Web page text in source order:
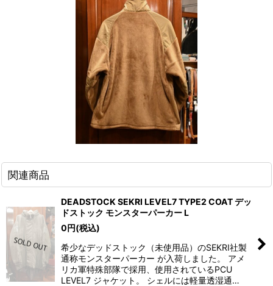
関連商品
DEADSTOCK SEKRI LEVEL7 TYPE2 COAT デッ
ドストック モンスターパーカー L
0円(税込)
希少なデッドストック（未使用品）のSEKRI社製
通称モンスターパーカー が入荷しました。 アメ
リカ軍特殊部隊で採用、使用されているPCU
LEVEL7 ジャケット。 シェルには軽量透湿通…